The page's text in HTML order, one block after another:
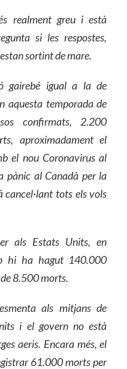
realment greu i està
si les respostes,
sortint de mare.
gairebé igual a la de
aquesta temporada de
confirmats, 2.200
aproximadament el
el nou Coronavirus al
pànic al Canadà per la
cancel·lant tots els vols
als Estats Units, en
hi ha hagut 140.000
8.500 morts.
als mitjans de
i el govern no està
aeris. Encara més, el
61.000 morts per